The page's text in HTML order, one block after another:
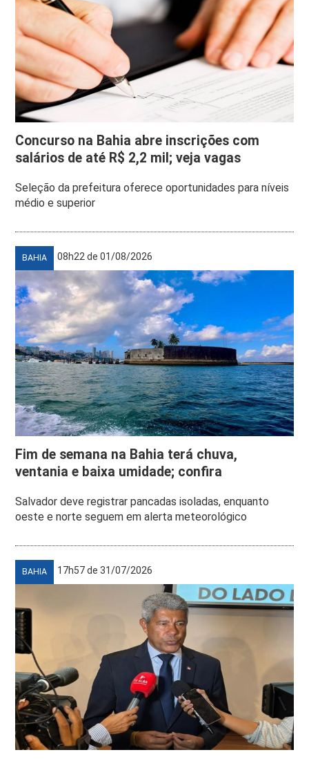
Concurso na Bahia abre inscrições com
salários de até R$ 2,2 mil; veja vagas
Seleção da prefeitura oferece oportunidades para níveis
médio e superior
BAHIA 08h22 de 01/08/2026
Fim de semana na Bahia terá chuva,
ventania e baixa umidade; confira
Salvador deve registrar pancadas isoladas, enquanto
oeste e norte seguem em alerta meteorológico
BAHIA 17h57 de 31/07/2026